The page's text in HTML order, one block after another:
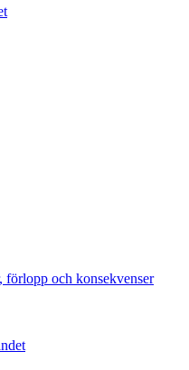
förlopp och konsekvenser